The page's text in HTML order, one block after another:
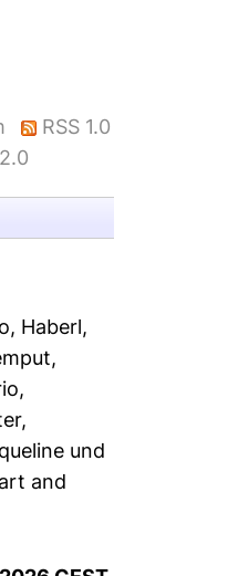
RSS 1.0
, Haberl,
,
und
and